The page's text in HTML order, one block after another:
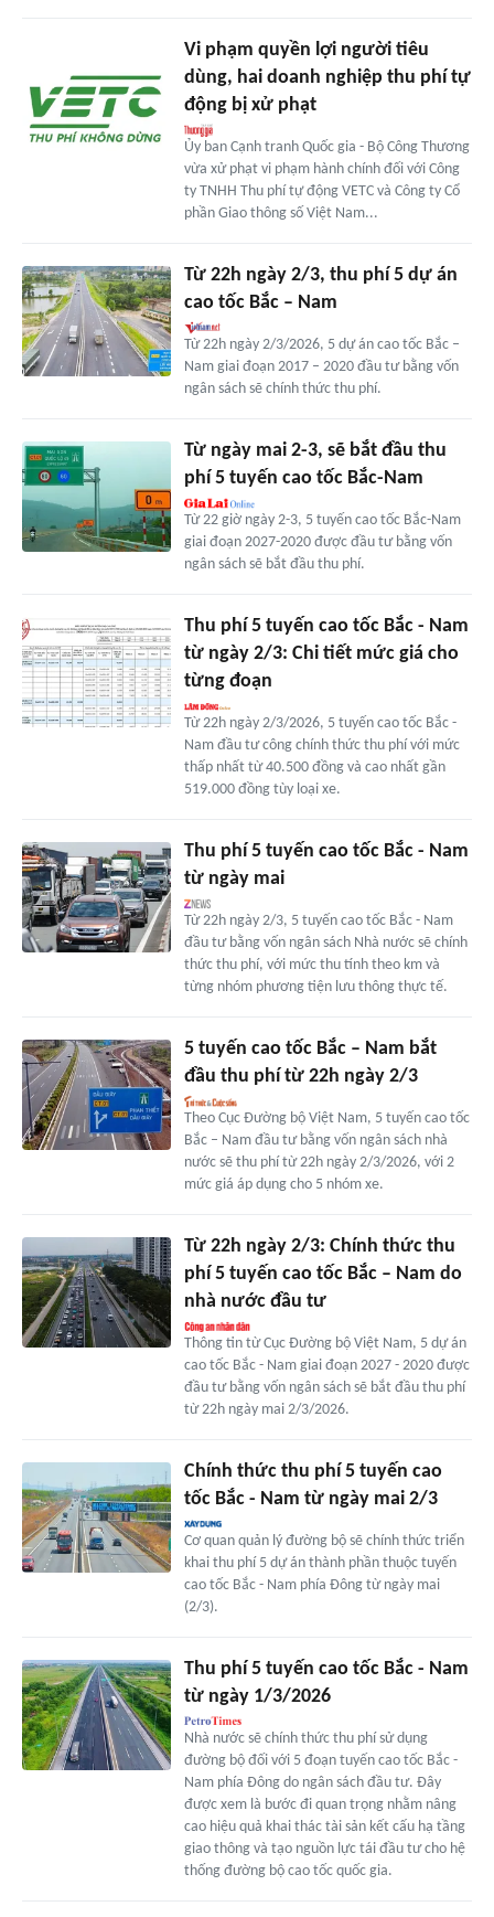
Vi phạm quyền lợi người tiêu
dùng, hai doanh nghiệp thu phí tự
động bị xử phạt
Ủy ban Cạnh tranh Quốc gia - Bộ Công Thương
vừa xử phạt vi phạm hành chính đối với Công
ty TNHH Thu phí tự động VETC và Công ty Cổ
phần Giao thông số Việt Nam...
Từ 22h ngày 2/3, thu phí 5 dự án
cao tốc Bắc – Nam
Từ 22h ngày 2/3/2026, 5 dự án cao tốc Bắc –
Nam giai đoạn 2017 – 2020 đầu tư bằng vốn
ngân sách sẽ chính thức thu phí.
Từ ngày mai 2-3, sẽ bắt đầu thu
phí 5 tuyến cao tốc Bắc-Nam
Từ 22 giờ ngày 2-3, 5 tuyến cao tốc Bắc-Nam
giai đoạn 2027-2020 được đầu tư bằng vốn
ngân sách sẽ bắt đầu thu phí.
Thu phí 5 tuyến cao tốc Bắc - Nam
từ ngày 2/3: Chi tiết mức giá cho
từng đoạn
Từ 22h ngày 2/3/2026, 5 tuyến cao tốc Bắc -
Nam đầu tư công chính thức thu phí với mức
thấp nhất từ 40.500 đồng và cao nhất gần
519.000 đồng tùy loại xe.
Thu phí 5 tuyến cao tốc Bắc - Nam
từ ngày mai
Từ 22h ngày 2/3, 5 tuyến cao tốc Bắc - Nam
đầu tư bằng vốn ngân sách Nhà nước sẽ chính
thức thu phí, với mức thu tính theo km và
từng nhóm phương tiện lưu thông thực tế.
5 tuyến cao tốc Bắc – Nam bắt
đầu thu phí từ 22h ngày 2/3
Theo Cục Đường bộ Việt Nam, 5 tuyến cao tốc
Bắc – Nam đầu tư bằng vốn ngân sách nhà
nước sẽ thu phí từ 22h ngày 2/3/2026, với 2
mức giá áp dụng cho 5 nhóm xe.
Từ 22h ngày 2/3: Chính thức thu
phí 5 tuyến cao tốc Bắc – Nam do
nhà nước đầu tư
Thông tin từ Cục Đường bộ Việt Nam, 5 dự án
cao tốc Bắc - Nam giai đoạn 2027 - 2020 được
đầu tư bằng vốn ngân sách sẽ bắt đầu thu phí
từ 22h ngày mai 2/3/2026.
Chính thức thu phí 5 tuyến cao
tốc Bắc - Nam từ ngày mai 2/3
Cơ quan quản lý đường bộ sẽ chính thức triển
khai thu phí 5 dự án thành phần thuộc tuyến
cao tốc Bắc - Nam phía Đông từ ngày mai
(2/3).
Thu phí 5 tuyến cao tốc Bắc - Nam
từ ngày 1/3/2026
Nhà nước sẽ chính thức thu phí sử dụng
đường bộ đối với 5 đoạn tuyến cao tốc Bắc -
Nam phía Đông do ngân sách đầu tư. Đây
được xem là bước đi quan trọng nhằm nâng
cao hiệu quả khai thác tài sản kết cấu hạ tầng
giao thông và tạo nguồn lực tái đầu tư cho hệ
thống đường bộ cao tốc quốc gia.